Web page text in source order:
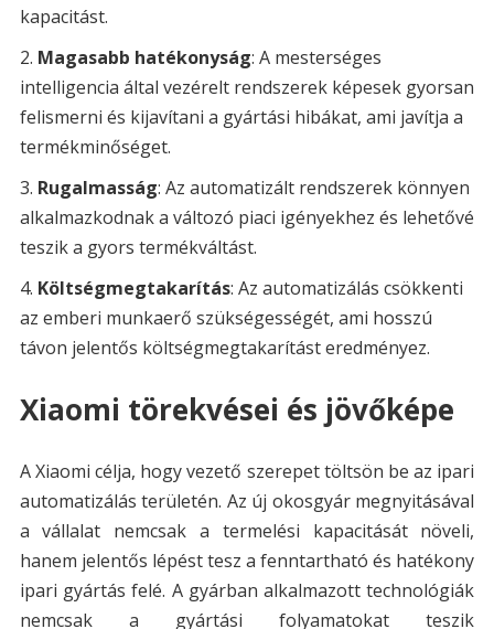
kapacitást.
Magasabb hatékonyság: A mesterséges
intelligencia által vezérelt rendszerek képesek gyorsan
felismerni és kijavítani a gyártási hibákat, ami javítja a
termékminőséget.
Rugalmasság: Az automatizált rendszerek könnyen
alkalmazkodnak a változó piaci igényekhez és lehetővé
teszik a gyors termékváltást.
Költségmegtakarítás: Az automatizálás csökkenti
az emberi munkaerő szükségességét, ami hosszú
távon jelentős költségmegtakarítást eredményez.
Xiaomi törekvései és jövőképe
A Xiaomi célja, hogy vezető szerepet töltsön be az ipari
automatizálás területén. Az új okosgyár megnyitásával
a vállalat nemcsak a termelési kapacitását növeli,
hanem jelentős lépést tesz a fenntartható és hatékony
ipari gyártás felé. A gyárban alkalmazott technológiák
nemcsak a gyártási folyamatokat teszik